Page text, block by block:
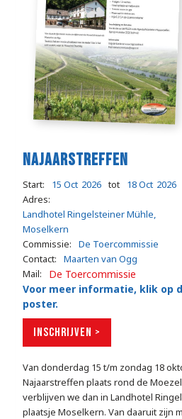
Najaarstreffen
Start: 15 Oct 2026 tot 18 Oct 2026
Adres:
Landhotel Ringelsteiner Mühle,
Moselkern
Commissie:
De Toercommissie
Contact:
Maarten van Ogg
Mail:
De Toercommissie
Voor meer informatie, klik op
poster.
INSCHRIJVEN >
Van donderdag 15 t/m zondag 18
Najaarstreffen plaats rond de
verblijven we dan in Landhotel
plaatsje Moselkern. Van daaruit zijn